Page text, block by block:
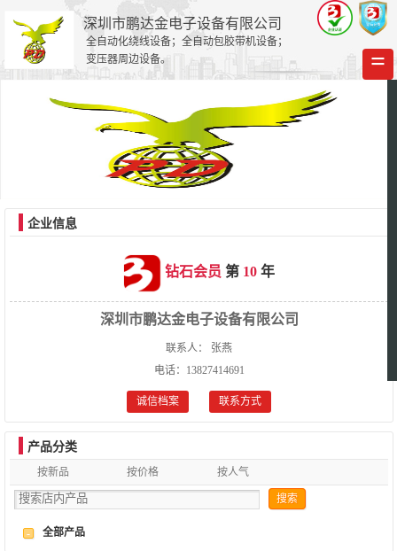
深圳市鹏达金电子设备有限公司
全自动化绕线设备；全自动包胶带机设备；
变压器周边设备。
=
企业信息
钻石会员 第 10年
深圳市鹏达金电子设备有限公司
联系人： 张燕
电话：13827414691
诚信档案 联系方式
产品分类
按新品 按价格 按人气
搜索
- 全部产品